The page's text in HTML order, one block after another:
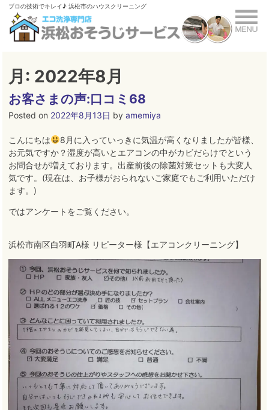
Skip
content
ブロの技術でキレイ♪ 浜松市のハウスクリーニング
月: 2022年8月
お客さまの声:口コミ68
Posted on 2022年8月13日 byamemiya
こんにちは
8月に入っていっきに気温が高くなりましたが皆様、
お元気ですか？湿度が高いとエアコンの中がカビだらけでという
お問合せが増えております。出産前後の除菌対策セットも大変人
気です。(現在は、お子様がおられないご家庭でもご利用いただけ
ます。)
ではアンケートをご覧ください。
浜松市南区白羽町A様 リピーター様【エアコンクリーニング】